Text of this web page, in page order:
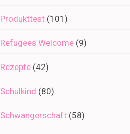
Produkttest (101)
Refugees Welcome (9)
Rezepte (42)
Schulkind (80)
Schwangerschaft (58)